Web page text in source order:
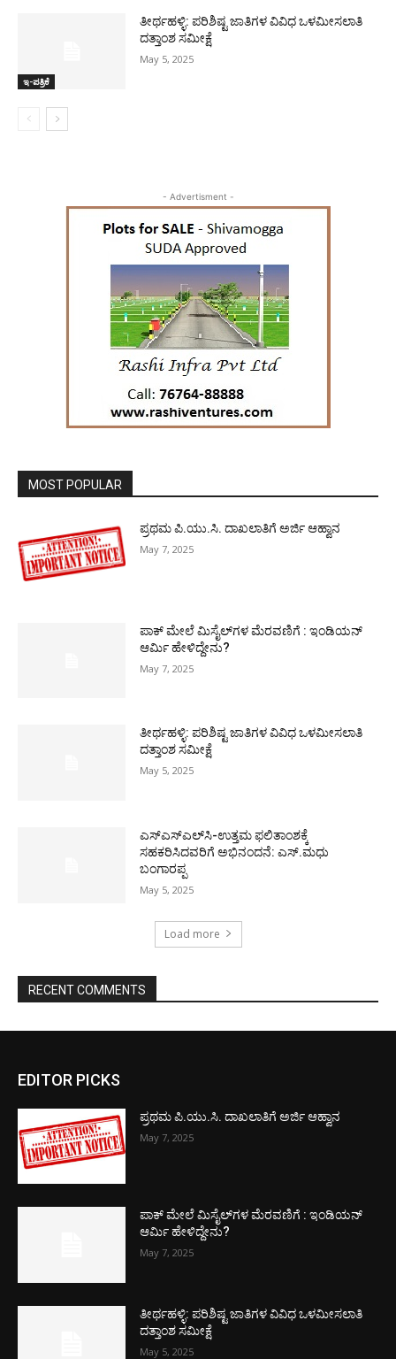
ಇ-ಪತ್ರಿಕೆ
ತೀರ್ಥಹಳ್ಳಿ: ಪರಿಶಿಷ್ಟ ಜಾತಿಗಳ ವಿವಿಧ ಒಳಮೀಸಲಾತಿ
ದತ್ತಾಂಶ ಸಮೀಕ್ಷೆ
May 5, 2025
- Advertisment -
MOST POPULAR
ಪ್ರಥಮ ಪಿ.ಯು.ಸಿ. ದಾಖಲಾತಿಗೆ ಅರ್ಜಿ ಆಹ್ವಾನ
May 7, 2025
ಪಾಕ್​ ಮೇಲೆ ಮಿಸೈಲ್​ಗಳ ಮೆರವಣಿಗೆ : ಇಂಡಿಯನ್
ಆರ್ಮಿ ಹೇಳಿದ್ದೇನು?
May 7, 2025
ತೀರ್ಥಹಳ್ಳಿ: ಪರಿಶಿಷ್ಟ ಜಾತಿಗಳ ವಿವಿಧ ಒಳಮೀಸಲಾತಿ
ದತ್ತಾಂಶ ಸಮೀಕ್ಷೆ
May 5, 2025
ಎಸ್‌ಎಸ್‌ಎಲ್‌ಸಿ-ಉತ್ತಮ ಫಲಿತಾಂಶಕ್ಕೆ
ಸಹಕರಿಸಿದವರಿಗೆ ಅಭಿನಂದನೆ: ಎಸ್.ಮಧು
ಬಂಗಾರಪ್ಪ
May 5, 2025
Load more
RECENT COMMENTS
EDITOR PICKS
ಪ್ರಥಮ ಪಿ.ಯು.ಸಿ. ದಾಖಲಾತಿಗೆ ಅರ್ಜಿ ಆಹ್ವಾನ
May 7, 2025
ಪಾಕ್​ ಮೇಲೆ ಮಿಸೈಲ್​ಗಳ ಮೆರವಣಿಗೆ : ಇಂಡಿಯನ್
ಆರ್ಮಿ ಹೇಳಿದ್ದೇನು?
May 7, 2025
ತೀರ್ಥಹಳ್ಳಿ: ಪರಿಶಿಷ್ಟ ಜಾತಿಗಳ ವಿವಿಧ ಒಳಮೀಸಲಾತಿ
ದತ್ತಾಂಶ ಸಮೀಕ್ಷೆ
May 5, 2025